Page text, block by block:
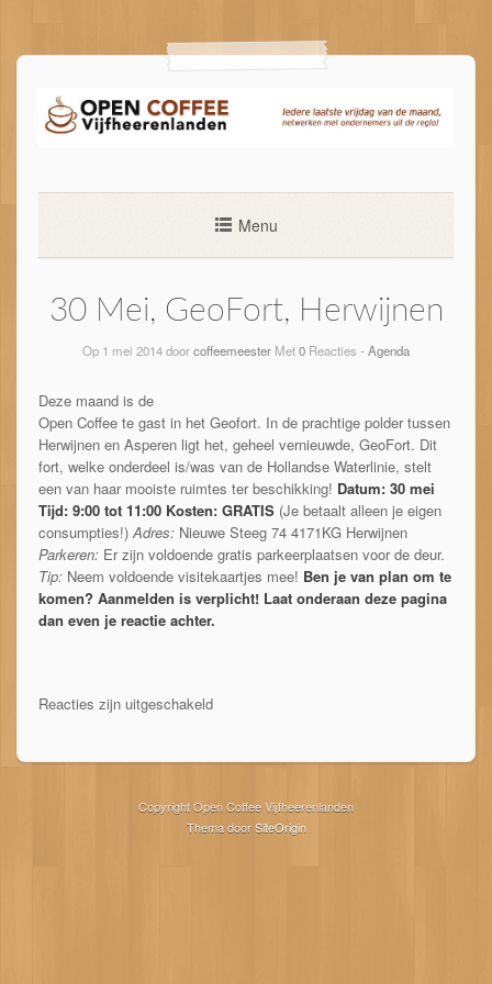
inhoud
Menu
30 Mei, GeoFort, Herwijnen
Op 1 mei 2014 doorcoffeemeester Met0 Reacties - Agenda
Deze maand is de
Open Coffee te gast in het Geofort. In de prachtige polder tussen
Herwijnen en Asperen ligt het, geheel vernieuwde, GeoFort. Dit
fort, welke onderdeel is/was van de Hollandse Waterlinie, stelt
een van haar mooiste ruimtes ter beschikking! Datum: 30 mei
Tijd: 9:00 tot 11:00 Kosten: GRATIS(Je betaalt alleen je eigen
consumpties!) Adres: Nieuwe Steeg 74 4171KG Herwijnen
Parkeren: Er zijn voldoende gratis parkeerplaatsen voor de deur.
Tip: Neem voldoende visitekaartjes mee! Ben je van plan om te
komen? Aanmelden is verplicht! Laat onderaan deze pagina
dan even je reactie achter.
Reacties zijn uitgeschakeld
Copyright Open Coffee Vijfheerenlanden
Thema doorSiteOrigin